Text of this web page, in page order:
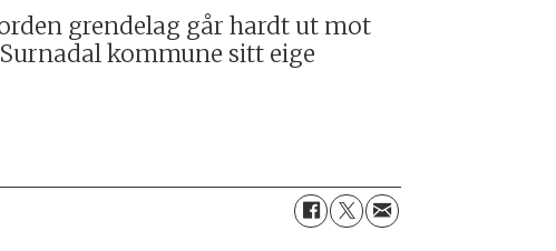
grendelag går hardt ut mot
kommune sitt eige